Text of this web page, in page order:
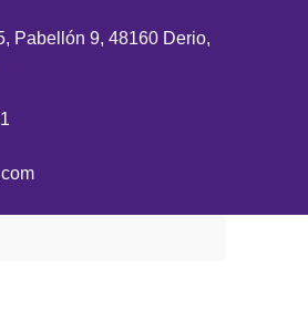
Pabellón 9, 48160 Derio,